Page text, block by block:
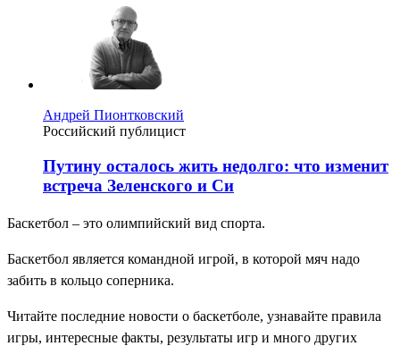
Андрей Пионтковский
Российский публицист
Путину осталось жить недолго: что изменит
встреча Зеленского и Си
Баскетбол – это олимпийский вид спорта.
Баскетбол является командной игрой, в которой мяч надо
забить в кольцо соперника.
Читайте последние новости о баскетболе, узнавайте правила
игры, интересные факты, результаты игр и много других